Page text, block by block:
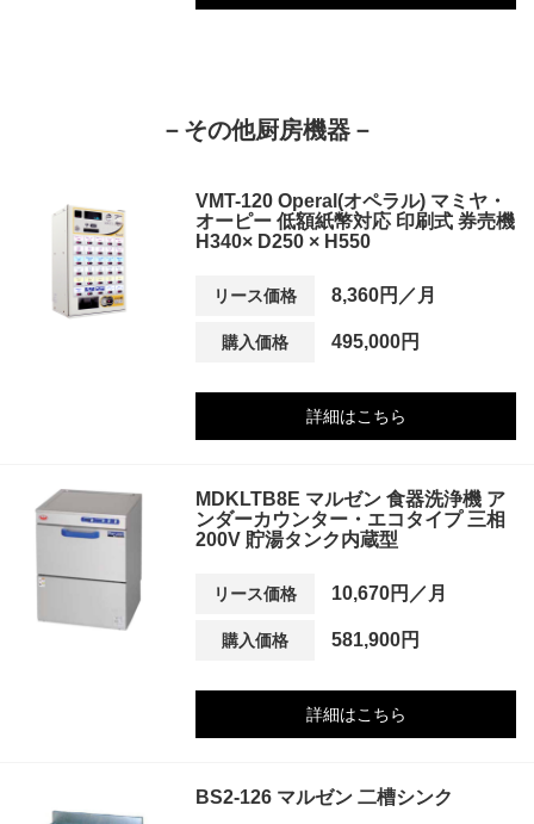
－その他厨房機器－
VMT-120 Operal(オペラル) マミヤ・
オーピー 低額紙幣対応 印刷式 券売機
H340× D250 × H550
リース価格 8,360円／月
購入価格 495,000円
詳細はこちら
MDKLTB8E マルゼン 食器洗浄機 ア
ンダーカウンター・エコタイプ 三相
200V 貯湯タンク内蔵型
リース価格 10,670円／月
購入価格 581,900円
詳細はこちら
BS2-126 マルゼン 二槽シンク